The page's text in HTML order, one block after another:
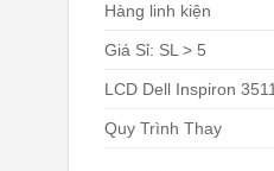
Hàng linh kiện
Giá Sỉ: SL > 5
LCD Dell Inspiron
Quy Trình Thay